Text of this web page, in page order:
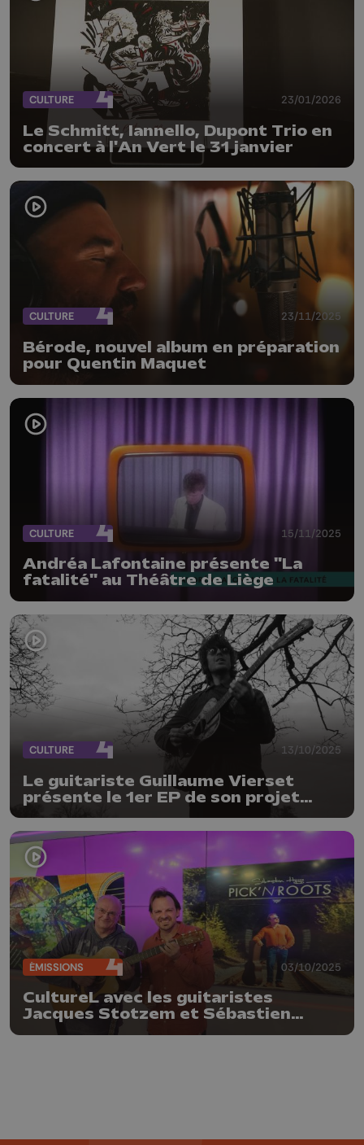
CULTURE 23/01/2026
Le Schmitt, Iannello, Dupont Trio en
concert à l'An Vert le 31 janvier
CULTURE 23/11/2025
Bérode, nouvel album en préparation
pour Quentin Maquet
CULTURE 15/11/2025
Andréa Lafontaine présente "La
fatalité" au Théâtre de Liège
CULTURE 13/10/2025
Le guitariste Guillaume Vierset
présente le 1er EP de son projet
IAMWILL
ÉMISSIONS 03/10/2025
CultureL avec les guitaristes
Jacques Stotzem et Sébastien